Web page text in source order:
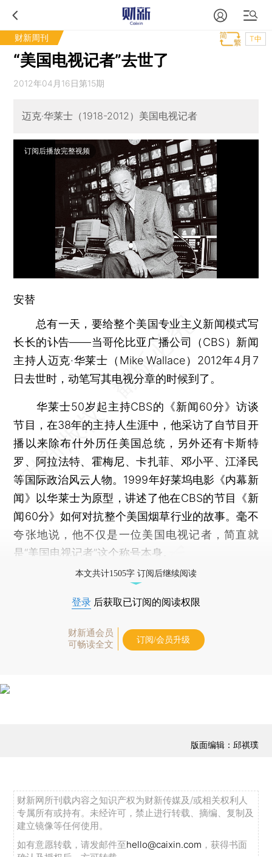
财新周刊 T中
“美国电视记者”去世了
2012年04月16日第15期
迈克·华莱士（1918-2012）美国电视记者
订阅后播放完整视频
安替
总有一天，要给整个美国专业主义新闻模式写
长长的讣告——当哥伦比亚广播公司（CBS）新闻
主持人迈克·华莱士（Mike Wallace）2012年4月7
日去世时，动笔写其电视分章的时候到了。
华莱士50岁起主持CBS的《新闻60分》访谈
节目，在38年的主持人生涯中，他采访了自节目开
播以来除布什外历任美国总统，另外还有卡斯特
罗、阿拉法特、霍梅尼、卡扎菲、邓小平、江泽民
等国际政治风云人物。1999年好莱坞电影《内幕新
闻》以华莱士为原型，讲述了他在CBS的节目《新
闻60分》如何对抗整个美国烟草行业的故事。毫不
夸张地说，他不仅是一位美国电视记者，简直就
是“美国电视记者”这个称号本身。
本文共计1505字 订阅后继续阅读
登录 后获取已订阅的阅读权限
财新通会员
可畅读全文
订阅/会员升级
版面编辑：邱祺璞
财新网所刊载内容之知识产权为财新传媒及/或相关权利人
专属所有或持有。未经许可，禁止进行转载、摘编、复制及
建立镜像等任何使用。
如有意愿转载，请发邮件至hello@caixin.com ，获得书面